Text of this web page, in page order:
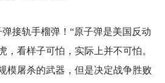
弹接轨手榴弹！“原子弹是美国反动
，看样子可怕，实际上并不可怕。
模屠杀的武器，但是决定战争胜败